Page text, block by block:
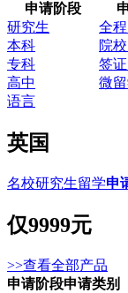
申请阶段
研究生
全
本科
院
专科
签
高中
微
语言
英国
名校研究生留学申
仅9999元
>>查看全部产品
申请阶段申请类别